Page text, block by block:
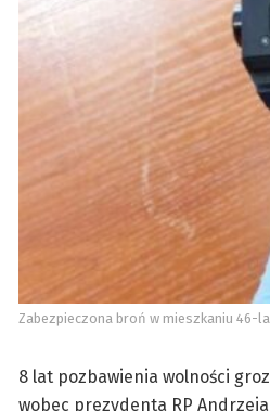
Zabezpieczona broń w mieszkaniu 46-
8 lat pozbawienia wolności
wobec prezydenta RP Andrzeja